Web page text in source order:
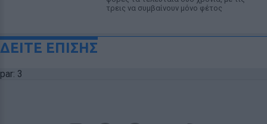
τρεις να συμβαίνουν μόνο φέτος
ΔΕΙΤΕ ΕΠΙΣΗΣ
par: 3